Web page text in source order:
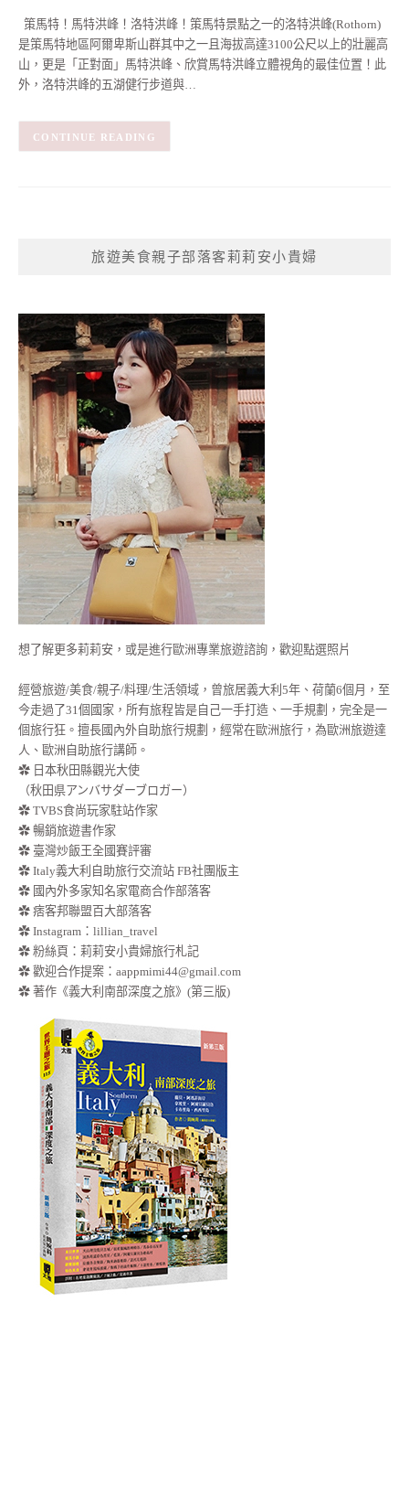
策馬特！馬特洪峰！洛特洪峰！策馬特景點之一的洛特洪峰(Rothorn)
是策馬特地區阿爾卑斯山群其中之一且海拔高達3100公尺以上的壯麗高
山，更是「正對面」馬特洪峰、欣賞馬特洪峰立體視角的最佳位置！此
外，洛特洪峰的五湖健行步道與…
CONTINUE READING
旅遊美食親子部落客莉莉安小貴婦
想了解更多莉莉安，或是進行歐洲專業旅遊諮詢，歡迎點選照片
經營旅遊/美食/親子/料理/生活領域，曾旅居義大利5年、荷蘭6個月，至
今走過了31個國家，所有旅程皆是自己一手打造、一手規劃，完全是一
個旅行狂。擅長國內外自助旅行規劃，經常在歐洲旅行，為歐洲旅遊達
人、歐洲自助旅行講師。
✿ 日本秋田縣觀光大使
（秋田県アンバサダーブロガー）
✿ TVBS食尚玩家駐站作家
✿ 暢銷旅遊書作家
✿ 臺灣炒飯王全國賽評審
✿ Italy義大利自助旅行交流站 FB社團版主
✿ 國內外多家知名家電商合作部落客
✿ 痞客邦聯盟百大部落客
✿ Instagram：lillian_travel
✿ 粉絲頁：莉莉安小貴婦旅行札記
✿ 歡迎合作提案： aappmimi44@gmail.com
✿ 著作《義大利南部深度之旅》(第三版)